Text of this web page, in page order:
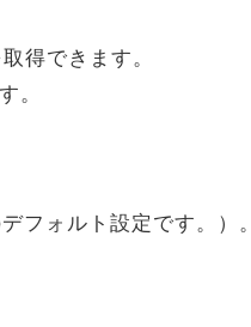
得できます。
。
フォルト設定です。）。